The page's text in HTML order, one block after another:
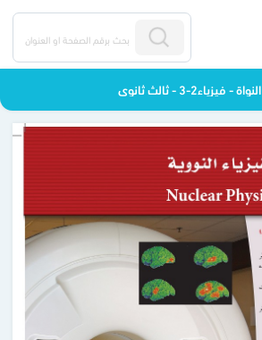
النواة - فيزياء2-3 - ثالث ثانوي